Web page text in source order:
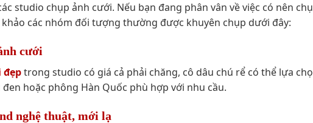
studio chụp ảnh cưới. Nếu bạn đang phân vân về việc có nên
các nhóm đối tượng thường được khuyên chụp dưới đây:
cưới
đẹptrong studio có giá cả phải chăng, cô dâu chú rể có thể lựa
hoặc phông Hàn Quốc phù hợp với nhu cầu.
nghệ thuật, mới lạ